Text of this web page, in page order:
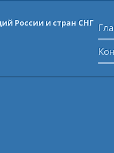
России и стран СНГ